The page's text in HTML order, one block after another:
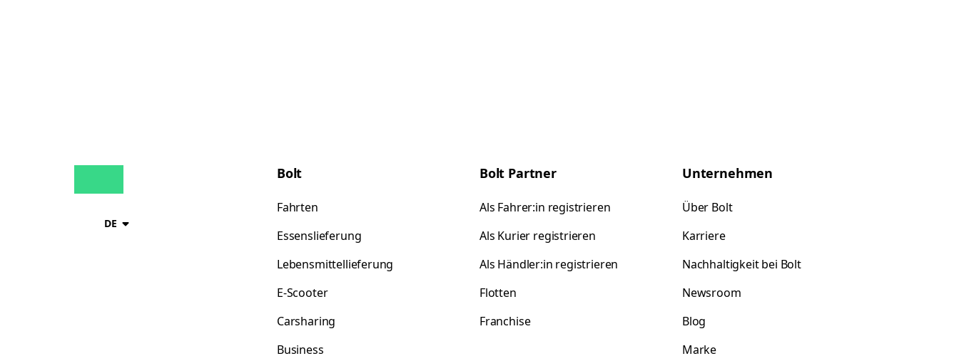
DE
Bolt
Fahrten
Essenslieferung
Lebensmittellieferung
E-Scooter
Carsharing
Business
Bolt Partner
Als Fahrer:in registrieren
Als Kurier registrieren
Als Händler:in registrieren
Flotten
Franchise
Unternehmen
Über Bolt
Karriere
Nachhaltigkeit bei Bolt
Newsroom
Blog
Marke